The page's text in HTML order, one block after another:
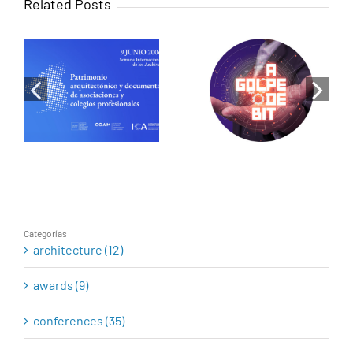
Related Posts
When memory
becomes
Historical
research as a
tool for
Luis de Pereda
on RNE: Cities
that share
energy, the
revolution has
Categorías
architecture (12)
awards (9)
conferences (35)